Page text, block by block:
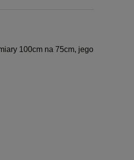
100cm na 75cm, jego